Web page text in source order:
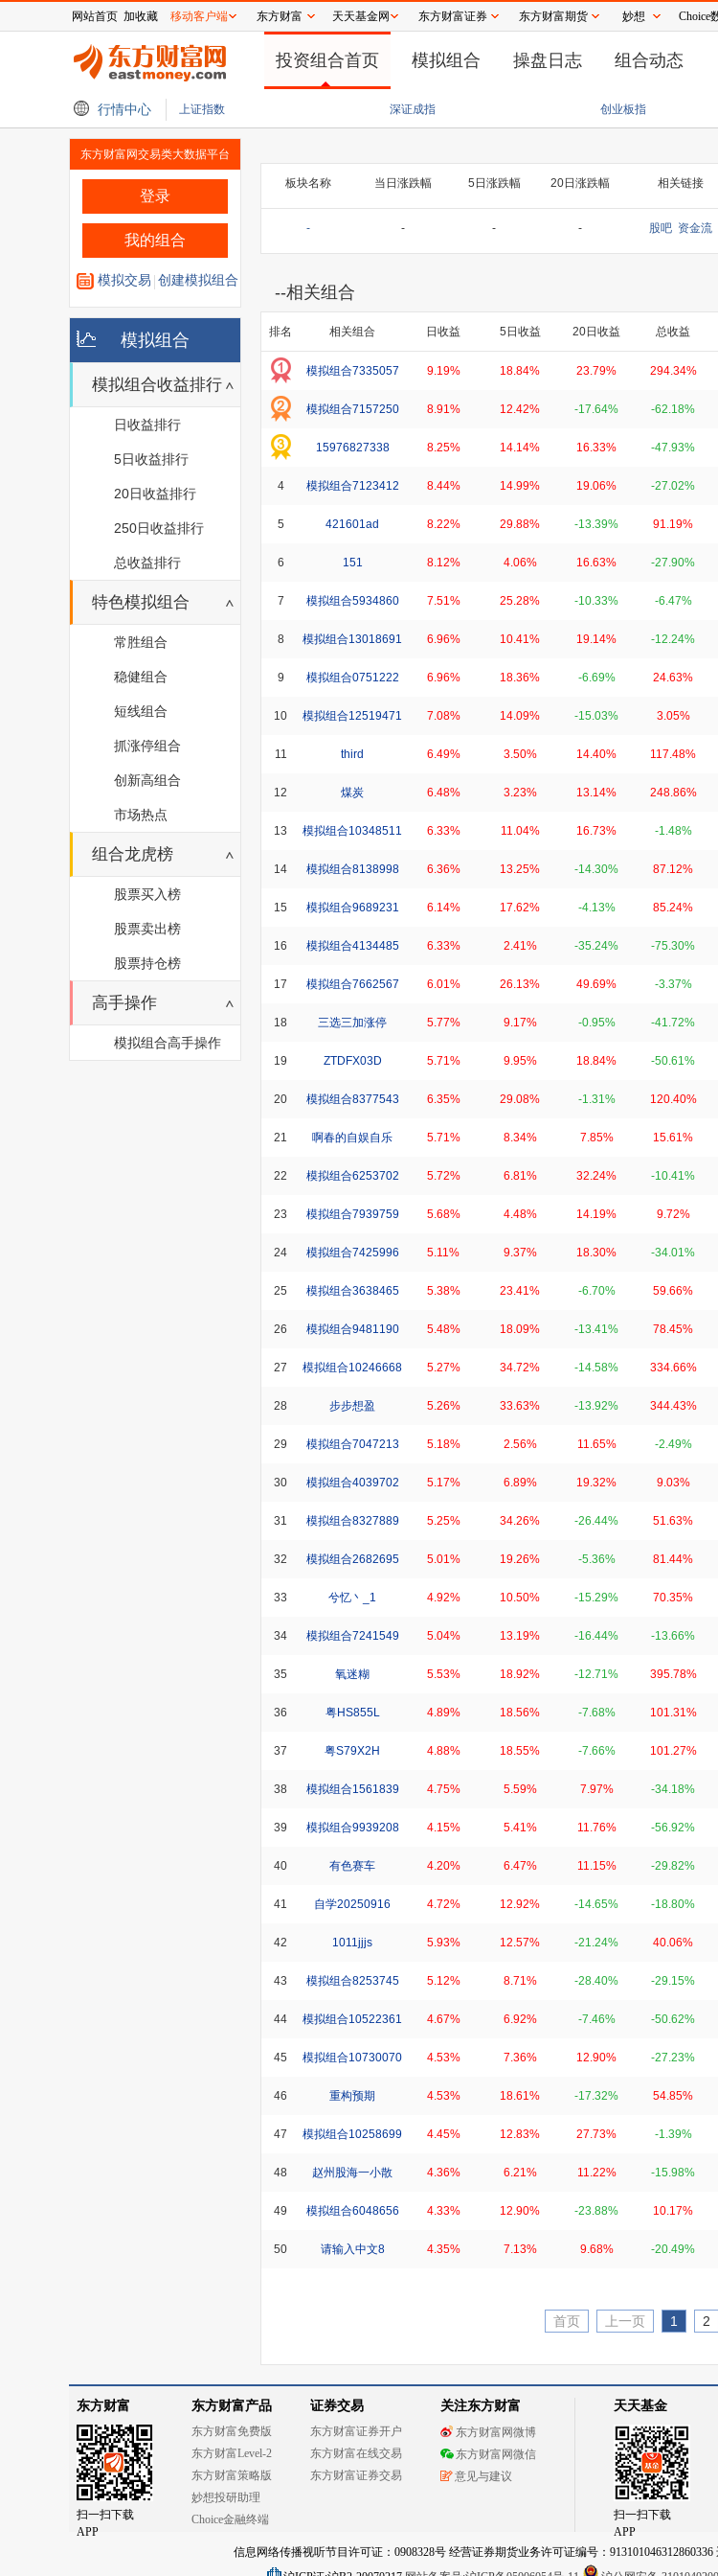
网站首页 加收藏 移动客户端 东方财富 天天基金网 东方财富证券 东方财富期货 妙想 Choice
投资组合首页 模拟组合 操盘日志 组合动态
行情中心 上证指数 深证成指 创业板指
软银季度业绩胜预期 投资英特尔大赚85亿美元 中国石油在海南成立新能源公司 含海洋工程装备研发业务 【风口研报】“禁令”
东方财富网交易类大数据平台
登录
我的组合
模拟交易 创建模拟组合
模拟组合
模拟组合收益排行
日收益排行
5日收益排行
20日收益排行
250日收益排行
总收益排行
特色模拟组合
常胜组合
稳健组合
短线组合
抓涨停组合
创新高组合
市场热点
组合龙虎榜
股票买入榜
股票卖出榜
股票持仓榜
高手操作
模拟组合高手操作
板块名称 当日涨跌幅 5日涨跌幅 20日涨跌幅 相关链接
- - - - 股吧 资金流
--相关组合
排名 相关组合 日收益 5日收益 20日收益 总收益
模拟组合7335057 9.19% 18.84% 23.79% 294.34%
模拟组合7157250 8.91% 12.42% -17.64% -62.18%
15976827338 8.25% 14.14% 16.33% -47.93%
4 模拟组合7123412 8.44% 14.99% 19.06% -27.02%
5 421601ad 8.22% 29.88% -13.39% 91.19%
6 151 8.12% 4.06% 16.63% -27.90%
7 模拟组合5934860 7.51% 25.28% -10.33% -6.47%
8 模拟组合13018691 6.96% 10.41% 19.14% -12.24%
9 模拟组合0751222 6.96% 18.36% -6.69% 24.63%
10 模拟组合12519471 7.08% 14.09% -15.03% 3.05%
11 third 6.49% 3.50% 14.40% 117.48%
12 煤炭 6.48% 3.23% 13.14% 248.86%
13 模拟组合10348511 6.33% 11.04% 16.73% -1.48%
14 模拟组合8138998 6.36% 13.25% -14.30% 87.12%
15 模拟组合9689231 6.14% 17.62% -4.13% 85.24%
16 模拟组合4134485 6.33% 2.41% -35.24% -75.30%
17 模拟组合7662567 6.01% 26.13% 49.69% -3.37%
18 三选三加涨停 5.77% 9.17% -0.95% -41.72%
19 ZTDFX03D 5.71% 9.95% 18.84% -50.61%
20 模拟组合8377543 6.35% 29.08% -1.31% 120.40%
21 啊春的自娱自乐 5.71% 8.34% 7.85% 15.61%
22 模拟组合6253702 5.72% 6.81% 32.24% -10.41%
23 模拟组合7939759 5.68% 4.48% 14.19% 9.72%
24 模拟组合7425996 5.11% 9.37% 18.30% -34.01%
25 模拟组合3638465 5.38% 23.41% -6.70% 59.66%
26 模拟组合9481190 5.48% 18.09% -13.41% 78.45%
27 模拟组合10246668 5.27% 34.72% -14.58% 334.66%
28 步步想盈 5.26% 33.63% -13.92% 344.43%
29 模拟组合7047213 5.18% 2.56% 11.65% -2.49%
30 模拟组合4039702 5.17% 6.89% 19.32% 9.03%
31 模拟组合8327889 5.25% 34.26% -26.44% 51.63%
32 模拟组合2682695 5.01% 19.26% -5.36% 81.44%
33 兮忆丶_1 4.92% 10.50% -15.29% 70.35%
34 模拟组合7241549 5.04% 13.19% -16.44% -13.66%
35 氧迷糊 5.53% 18.92% -12.71% 395.78%
36 粤HS855L 4.89% 18.56% -7.68% 101.31%
37 粤S79X2H 4.88% 18.55% -7.66% 101.27%
38 模拟组合1561839 4.75% 5.59% 7.97% -34.18%
39 模拟组合9939208 4.15% 5.41% 11.76% -56.92%
40 有色赛车 4.20% 6.47% 11.15% -29.82%
41 自学20250916 4.72% 12.92% -14.65% -18.80%
42 1011jjjs 5.93% 12.57% -21.24% 40.06%
43 模拟组合8253745 5.12% 8.71% -28.40% -29.15%
44 模拟组合10522361 4.67% 6.92% -7.46% -50.62%
45 模拟组合10730070 4.53% 7.36% 12.90% -27.23%
46 重构预期 4.53% 18.61% -17.32% 54.85%
47 模拟组合10258699 4.45% 12.83% 27.73% -1.39%
48 赵州股海一小散 4.36% 6.21% 11.22% -15.98%
49 模拟组合6048656 4.33% 12.90% -23.88% 10.17%
50 请输入中文8 4.35% 7.13% 9.68% -20.49%
首页 上一页 1 2